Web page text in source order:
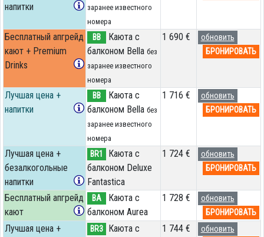
напитки
заранее известного
номера
Бесплатный апгрейд
кают + Premium
Drinks
BB
Каюта с
балконом Bella без
заранее известного
номера
1 690 €
обновить
БРОНИРОВАТЬ
Лучшая цена +
напитки
BB
Каюта с
балконом Bella без
заранее известного
номера
1 716 €
обновить
БРОНИРОВАТЬ
Лучшая цена +
безалкогольные
напитки
BR1
Каюта с
балконом Deluxe
Fantastica
1 724 €
обновить
БРОНИРОВАТЬ
Бесплатный апгрейд
кают
BA
Каюта с
балконом Aurea
1 728 €
обновить
БРОНИРОВАТЬ
Лучшая цена +
BR3
Каюта с
1 744 €
обновить